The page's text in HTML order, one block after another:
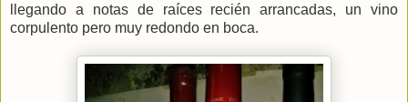
llegando a notas de raíces recién arrancadas, un vino
corpulento pero muy redondo en boca.